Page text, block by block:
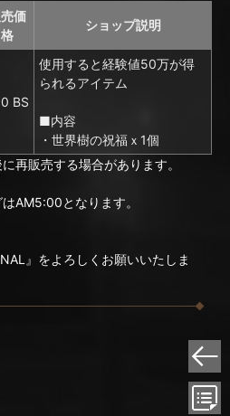
価
格
ショップ説明
BS
使用すると経験値50万が得
られるアイテム
■内容
・世界樹の祝福ｘ1個
再販売する場合があります。
AM5:00となります。
』をよろしくお願いいたしま